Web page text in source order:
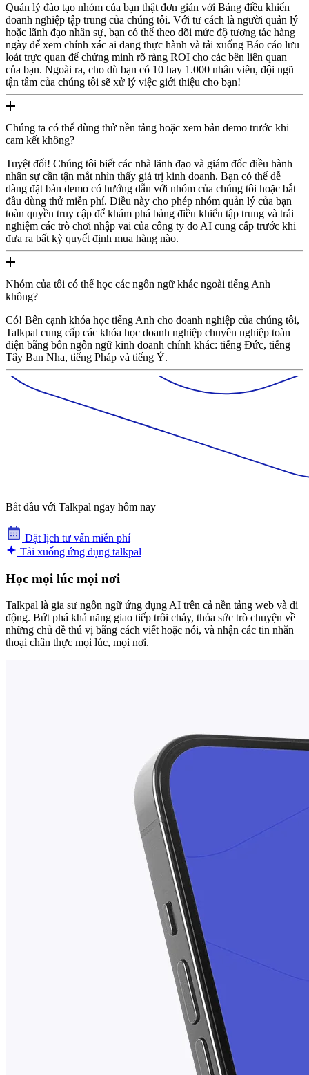
Quản lý đào tạo nhóm của bạn thật đơn giản với Bảng điều khiển
doanh nghiệp tập trung của chúng tôi. Với tư cách là người quản lý
hoặc lãnh đạo nhân sự, bạn có thể theo dõi mức độ tương tác hàng
ngày để xem chính xác ai đang thực hành và tải xuống Báo cáo lưu
loát trực quan để chứng minh rõ ràng ROI cho các bên liên quan
của bạn. Ngoài ra, cho dù bạn có 10 hay 1.000 nhân viên, đội ngũ
tận tâm của chúng tôi sẽ xử lý việc giới thiệu cho bạn!
Chúng ta có thể dùng thử nền tảng hoặc xem bản demo trước khi
cam kết không?
Tuyệt đối! Chúng tôi biết các nhà lãnh đạo và giám đốc điều hành
nhân sự cần tận mắt nhìn thấy giá trị kinh doanh. Bạn có thể dễ
dàng đặt bản demo có hướng dẫn với nhóm của chúng tôi hoặc bắt
đầu dùng thử miễn phí. Điều này cho phép nhóm quản lý của bạn
toàn quyền truy cập để khám phá bảng điều khiển tập trung và trải
nghiệm các trò chơi nhập vai của công ty do AI cung cấp trước khi
đưa ra bất kỳ quyết định mua hàng nào.
Nhóm của tôi có thể học các ngôn ngữ khác ngoài tiếng Anh
không?
Có! Bên cạnh khóa học tiếng Anh cho doanh nghiệp của chúng tôi,
Talkpal cung cấp các khóa học doanh nghiệp chuyên nghiệp toàn
diện bằng bốn ngôn ngữ kinh doanh chính khác: tiếng Đức, tiếng
Tây Ban Nha, tiếng Pháp và tiếng Ý.
Bắt đầu với Talkpal ngay hôm nay
Đặt lịch tư vấn miễn phí
Tải xuống ứng dụng talkpal
Học mọi lúc mọi nơi
Talkpal là gia sư ngôn ngữ ứng dụng AI trên cả nền tảng web và di
động. Bứt phá khả năng giao tiếp trôi chảy, thỏa sức trò chuyện về
những chủ đề thú vị bằng cách viết hoặc nói, và nhận các tin nhắn
thoại chân thực mọi lúc, mọi nơi.